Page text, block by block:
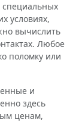
условиях,
вычислить
Любое
поломку или
и
здесь
ценам,